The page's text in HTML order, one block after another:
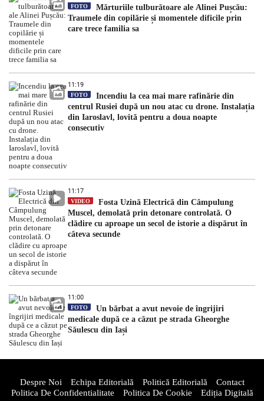
FOTO
Mărturiile tulburătoare ale Alinei Pușcău:
Traumele din copilărie și momentele dificile prin
care trece familia sa
11:19
FOTO
Incendiu la cea mai mare rafinărie din
centrul Rusiei după un nou atac cu drone. Instalația
din Iaroslavl, lovită pentru a doua noapte
consecutiv
11:17
VIDEO
Fosta Uzină Electrică din Câmpulung
Muscel, demolată prin detonare controlată. O
clădire cu aproape un secol de istorie a dispărut în
câteva secunde
11:00
FOTO
Un bărbat a avut nevoie de îngrijiri
medicale după ce a căzut pe strada Gheorghe
Săulescu din Iași
Despre Noi Echipa Editorială Politică Editorială
Contact
Politica De Confidentialitate
Politica De Cookie Ediția Digitală